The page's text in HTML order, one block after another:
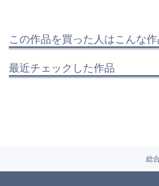
この作品を買った人はこんな
最近チェックした作品
総